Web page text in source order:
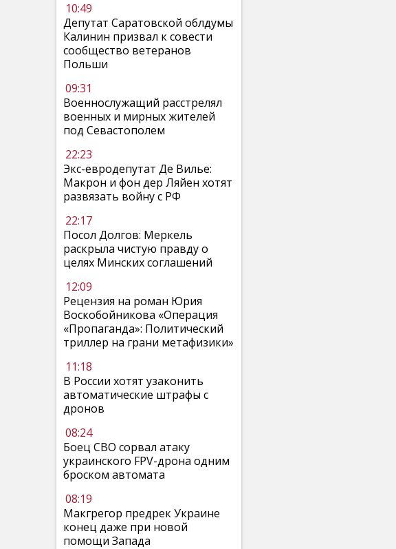
10:49
Депутат Саратовской облдумы
Калинин призвал к совести
сообщество ветеранов
Польши
09:31
Военнослужащий расстрелял
военных и мирных жителей
под Севастополем
22:23
Экс-евродепутат Де Вилье:
Макрон и фон дер Ляйен хотят
развязать войну с РФ
22:17
Посол Долгов: Меркель
раскрыла чистую правду о
целях Минских соглашений
12:09
Рецензия на роман Юрия
Воскобойникова «Операция
«Пропаганда»: Политический
триллер на грани метафизики»
11:18
В России хотят узаконить
автоматические штрафы с
дронов
08:24
Боец СВО сорвал атаку
украинского FPV-дрона одним
броском автомата
08:19
Макгрегор предрек Украине
конец даже при новой
помощи Запада